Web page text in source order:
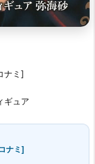
ナミ]
ギュア
ナミ]